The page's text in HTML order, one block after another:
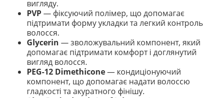
вигляду.
PVP— фіксуючий полімер, що допомагає
підтримати форму укладки та легкий контроль
волосся.
Glycerin — зволожувальний компонент, який
допомагає підтримати комфорт і доглянутий
вигляд волосся.
PEG-12 Dimethicone— кондиціонуючий
компонент, що допомагає надати волоссю
гладкості та акуратного фінішу.